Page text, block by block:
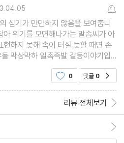
심기가 만만하지 않음을 보여줍니
위기를 모면해나가는 말솜씨가 아
하지 못해 속이 터질 듯할 때면 손
막상막하 일촉즉발 갈등이야기입
에서부터 우리 반 교실을 통째 들어
상되어 스르럭 마음이0 댓글 0
리뷰 전체보기